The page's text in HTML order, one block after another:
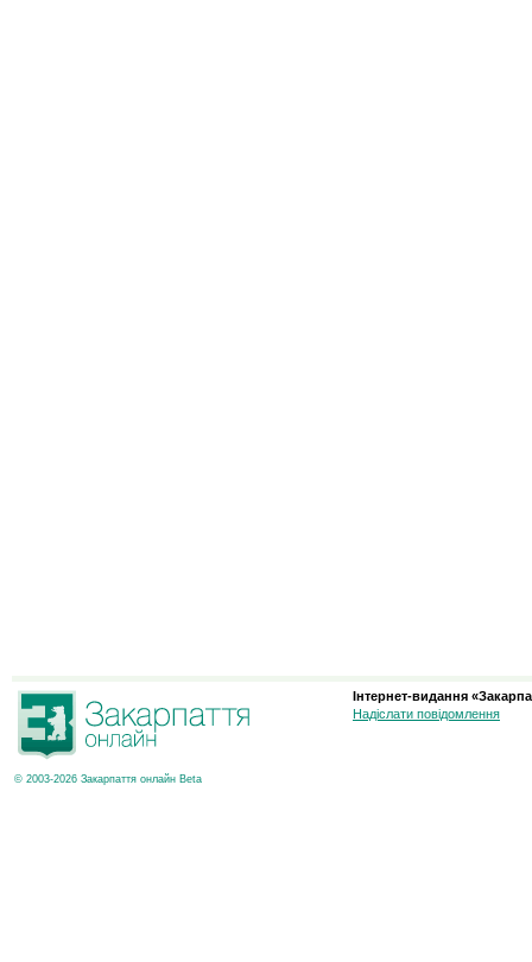
© 2003-2026 Закарпаття онлайн Beta
Інтернет-видання
Надіслати повідомлення